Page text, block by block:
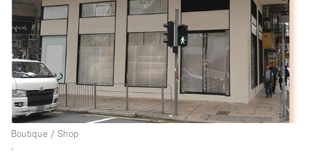
테라스
윗층
Boutique / Shop
∙